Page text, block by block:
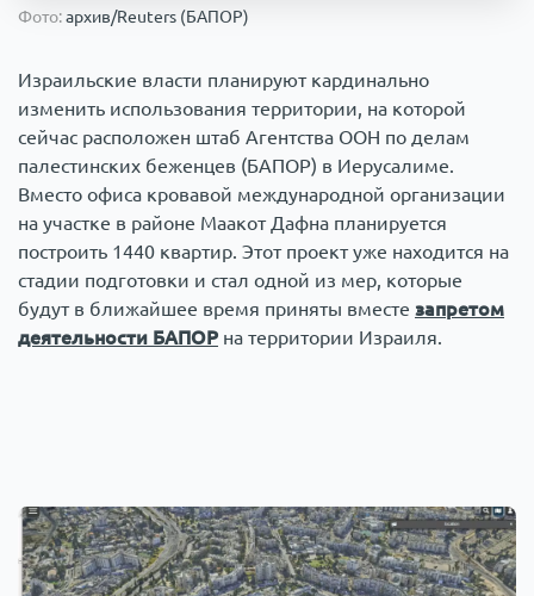
Фото:архив/Reuters (БАПОР)
Израильские власти планируют кардинально
изменить использования территории, на которой
сейчас расположен штаб Агентства ООН по делам
палестинских беженцев (БАПОР) в Иерусалиме.
Вместо офиса кровавой международной организации
на участке в районе Маакот Дафна планируется
построить 1440 квартир. Этот проект уже находится на
стадии подготовки и стал одной из мер, которые
будут в ближайшее время приняты вместе запретом
деятельности БАПОР на территории Израиля.